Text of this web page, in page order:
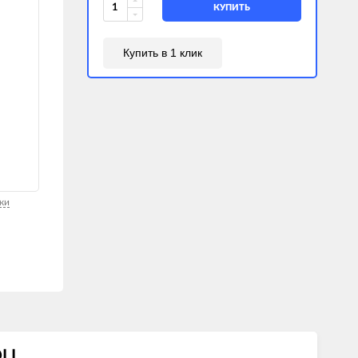
КУПИТЬ
Купить в 1 клик